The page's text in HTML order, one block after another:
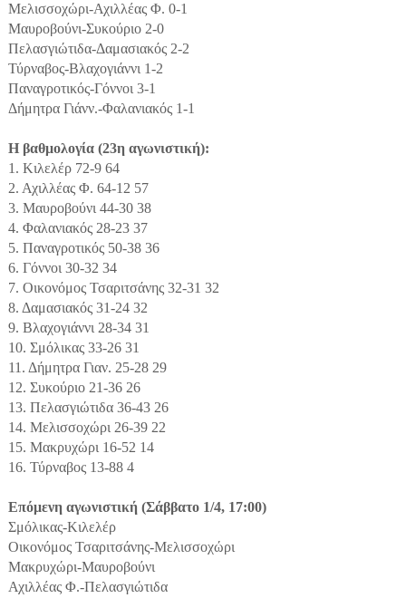
Μελισσοχώρι-Αχιλλέας Φ. 0-1
Μαυροβούνι-Συκούριο 2-0
Πελασγιώτιδα-Δαμασιακός 2-2
Τύρναβος-Βλαχογιάννι 1-2
Παναγροτικός-Γόννοι 3-1
Δήμητρα Γιάνν.-Φαλανιακός 1-1
Η βαθμολογία (23η αγωνιστική):
1. Κιλελέρ 72-9 64
2. Αχιλλέας Φ. 64-12 57
3. Μαυροβούνι 44-30 38
4. Φαλανιακός 28-23 37
5. Παναγροτικός 50-38 36
6. Γόννοι 30-32 34
7. Οικονόμος Τσαριτσάνης 32-31 32
8. Δαμασιακός 31-24 32
9. Βλαχογιάννι 28-34 31
10. Σμόλικας 33-26 31
11. Δήμητρα Γιαν. 25-28 29
12. Συκούριο 21-36 26
13. Πελασγιώτιδα 36-43 26
14. Μελισσοχώρι 26-39 22
15. Μακρυχώρι 16-52 14
16. Τύρναβος 13-88 4
Επόμενη αγωνιστική (Σάββατο 1/4, 17:00)
Σμόλικας-Κιλελέρ
Οικονόμος Τσαριτσάνης-Μελισσοχώρι
Μακρυχώρι-Μαυροβούνι
Αχιλλέας Φ.-Πελασγιώτιδα